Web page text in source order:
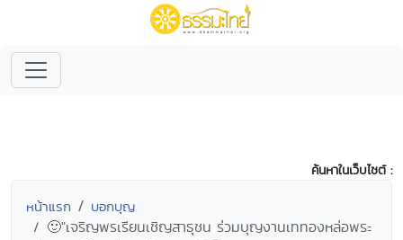
ค้นหาในเว็บไซต์ :
หน้าแรก บอกบุญ
🙂"เจริญพรเรียนเชิญสาธุชน ร่วมบุญงานเททองหล่อพระ